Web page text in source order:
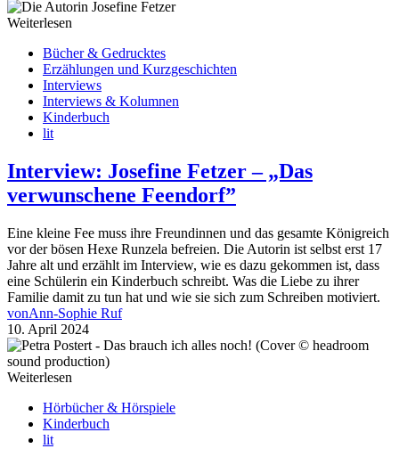
Weiterlesen
Bücher & Gedrucktes
Erzählungen und Kurzgeschichten
Interviews
Interviews & Kolumnen
Kinderbuch
lit
Interview: Josefine Fetzer – „Das
verwunschene Feendorf”
Eine kleine Fee muss ihre Freundinnen und das gesamte Königreich
vor der bösen Hexe Runzela befreien. Die Autorin ist selbst erst 17
Jahre alt und erzählt im Interview, wie es dazu gekommen ist, dass
eine Schülerin ein Kinderbuch schreibt. Was die Liebe zu ihrer
Familie damit zu tun hat und wie sie sich zum Schreiben motiviert.
vonAnn-Sophie Ruf
10. April 2024
Weiterlesen
Hörbücher & Hörspiele
Kinderbuch
lit